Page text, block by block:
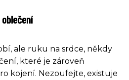
ale ruku na srdce, někdy
které je zároveň
kojení. Nezoufejte, existuje